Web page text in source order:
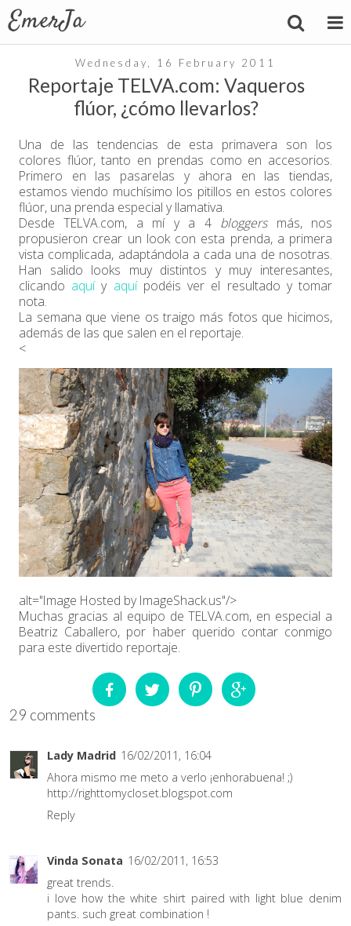
Wednesday, 16 February 2011
Reportaje TELVA.com: Vaqueros
flúor, ¿cómo llevarlos?
Una de las tendencias de esta primavera son los
colores flúor, tanto en prendas como en accesorios.
Primero en las pasarelas y ahora en las tiendas,
estamos viendo muchísimo los pitillos en estos colores
flúor, una prenda especial y llamativa.
Desde TELVA.com, a mí y a 4 bloggersmás, nos
propusieron crear un look con esta prenda, a primera
vista complicada, adaptándola a cada una de nosotras.
Han salido looks muy distintos y muy interesantes,
clicando aquíy aquípodéis ver el resultado y tomar
nota.
La semana que viene os traigo más fotos que hicimos,
además de las que salen en el reportaje.
<
alt="Image Hosted by ImageShack.us"/>
Muchas gracias al equipo de TELVA.com, en especial a
Beatriz Caballero, por haber querido contar conmigo
para este divertido reportaje.
29 comments
Lady Madrid 16/02/2011, 16:04
Ahora mismo me meto a verlo ¡enhorabuena! ;)
http://righttomycloset.blogspot.com
Reply
Vinda Sonata 16/02/2011, 16:53
great trends.
i love how the white shirt paired with light blue denim
pants. such great combination !